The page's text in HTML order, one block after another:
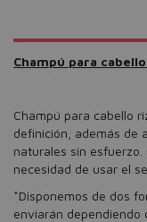
Champú para
Champú para cabello
definición, además de
naturales sin
necesidad de usar el
*Disponemos de dos
enviarán dependiendo